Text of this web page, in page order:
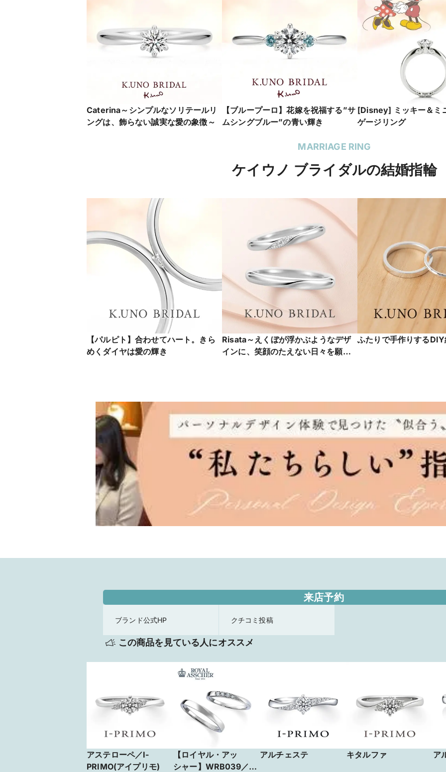
Caterina～シンプルなソリテールリ
ングは、飾らない誠実な愛の象徴～
【ブループーロ】花嫁を祝福する”サ
ムシングブルー”の青い輝き
[Disney] ミッキー＆ミ
ゲージリング
MARRIAGE RING
ケイウノ ブライダルの結婚指輪
【パルピト】合わせてハート。きら
めくダイヤは愛の輝き
Risata～えくぼが浮かぶようなデザ
インに、笑顔のたえない日々を願っ
ふたりで手作りする
来店予約
ブランド公式HP クチコミ投稿
この商品を見ている人にオススメ
アステローペ／I-
PRIMO(アイプリモ)
【ロイヤル・アッ
シャー】WRB039／
アルチェステ キタルファ ア